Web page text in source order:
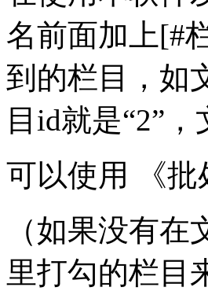
名前面加上[#
到的栏目，如
目id就是“2”
可以使用 《
（如果没有
里打勾的栏目